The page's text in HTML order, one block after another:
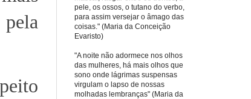
pele, os ossos, o tutano do verbo,
para assim versejar o âmago das
coisas." (Maria da Conceição
Evaristo)
"A noite não adormece nos olhos
das mulheres, há mais olhos que
sono onde lágrimas suspensas
virgulam o lapso de nossas
molhadas lembranças" (Maria da